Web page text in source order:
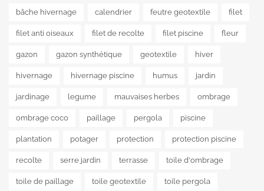
bâche hivernage calendrier feutre geotextile filet
filet anti oiseaux filet de recolte filet piscine fleur
gazon gazon synthétique geotextile hiver
hivernage hivernage piscine humus jardin
jardinage legume mauvaises herbes ombrage
ombrage coco paillage pergola piscine
plantation potager protection protection piscine
recolte serre jardin terrasse toile d'ombrage
toile de paillage toile geotextile toile pergola